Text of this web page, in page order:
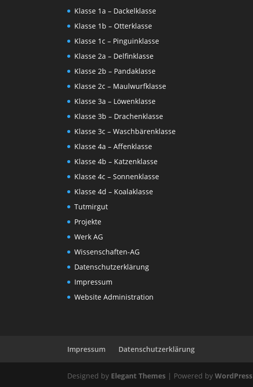
Klasse 1a – Dackelklasse
Klasse 1b – Otterklasse
Klasse 1c – Pinguinklasse
Klasse 2a – Delfinklasse
Klasse 2b – Pandaklasse
Klasse 2c – Maulwurfklasse
Klasse 3a – Löwenklasse
Klasse 3b – Drachenklasse
Klasse 3c – Waschbärenklasse
Klasse 4a – Affenklasse
Klasse 4b – Katzenklasse
Klasse 4c – Sonnenklasse
Klasse 4d – Koalaklasse
Tutmirgut
Projekte
Werk AG
Wissenschaften-AG
Datenschutzerklärung
Impressum
Website Administration
Impressum Datenschutzerklärung
Designed by Elegant Themes | Powered byWordPress